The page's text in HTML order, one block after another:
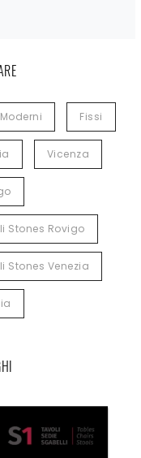
Moderni Fissi
Vicenza
Stones Rovigo
Stones Venezia